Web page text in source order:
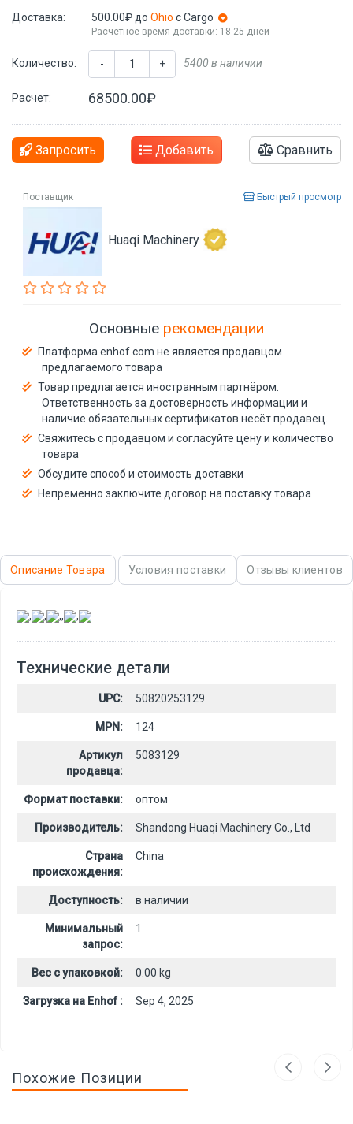
Доставка: 500.00₽ до Ohio с Cargo
Расчетное время доставки: 18-25 дней
Количество: - + 5400 в наличии
Расчет: 68500.00₽
Запросить Добавить Сравнить
Поставщик Быстрый просмотр
Huaqi Machinery
Основные рекомендации
Платформа enhof.com не является продавцом
предлагаемого товара
Товар предлагается иностранным партнёром.
Ответственность за достоверность информации и
наличие обязательных сертификатов несёт продавец.
Свяжитесь с продавцом и согласуйте цену и количество
товара
Обсудите способ и стоимость доставки
Непременно заключите договор на поставку товара
Описание Товара Условия поставки Отзывы клиентов
, , ,, ,
Технические детали
UPC: 50820253129
MPN: 124
Артикул
продавца:
5083129
Формат поставки: оптом
Производитель: Shandong Huaqi Machinery Co., Ltd
Страна
происхождения:
China
Доступность: в наличии
Минимальный
запрос:
1
Вес с упаковкой: 0.00 kg
Загрузка на Enhof : Sep 4, 2025
Похожие Позиции